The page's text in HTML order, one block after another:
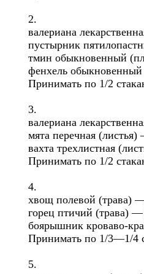
2.
валериана
пустырник
тмин обыкновенный
фенхель
Принимать по 1/2
3.
валериана
мята перечная
вахта трехлистная
Принимать по 1/2
4.
хвощ полевой (трава)
горец птичий (трава)
боярышник кроваво-
Принимать по 1/3—1/4
5.